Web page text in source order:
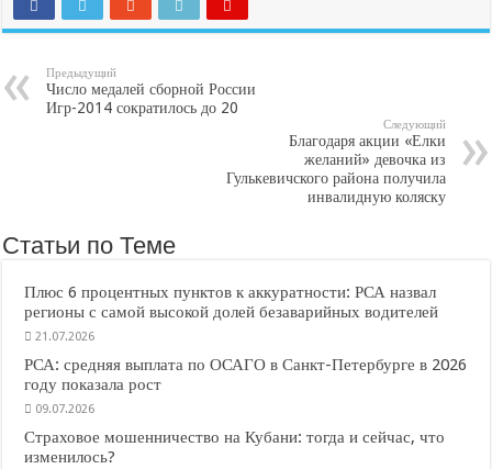
Предыдущий
Число медалей сборной России
Игр-2014 сократилось до 20
Следующий
Благодаря акции «Елки
желаний» девочка из
Гулькевичского района получила
инвалидную коляску
Статьи по Теме
Плюс 6 процентных пунктов к аккуратности: РСА назвал
регионы с самой высокой долей безаварийных водителей
21.07.2026
РСА: средняя выплата по ОСАГО в Санкт-Петербурге в 2026
году показала рост
09.07.2026
Страховое мошенничество на Кубани: тогда и сейчас, что
изменилось?